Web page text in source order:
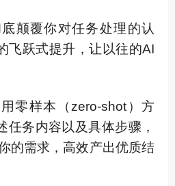
颠覆你对任务处理的认
飞跃式提升，让以往的AI
零样本（zero-shot）方
任务内容以及具体步骤，
的需求，高效产出优质结